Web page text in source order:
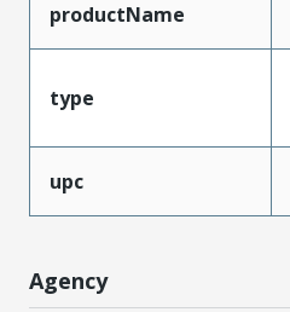
productName
type
upc
Agency